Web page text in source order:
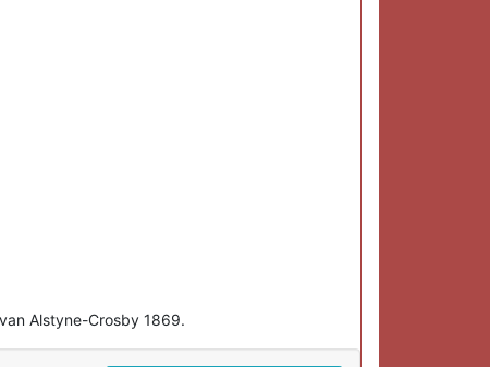
Alstyne-Crosby 1869.